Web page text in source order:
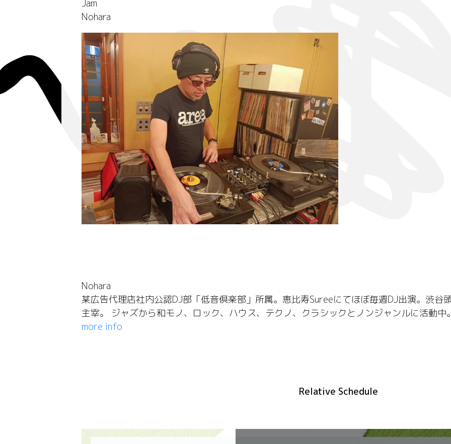
Jam
Nohara
Nohara
某広告代理店社内公認DJ部「低音倶楽部」所属。恵比寿Sureeにてほぼ毎週DJ出演。渋谷
主宰。 ジャズから和モノ、ロック、ハウス、テクノ、クラシックとノンジャンルに活動中
more info
Relative Schedule